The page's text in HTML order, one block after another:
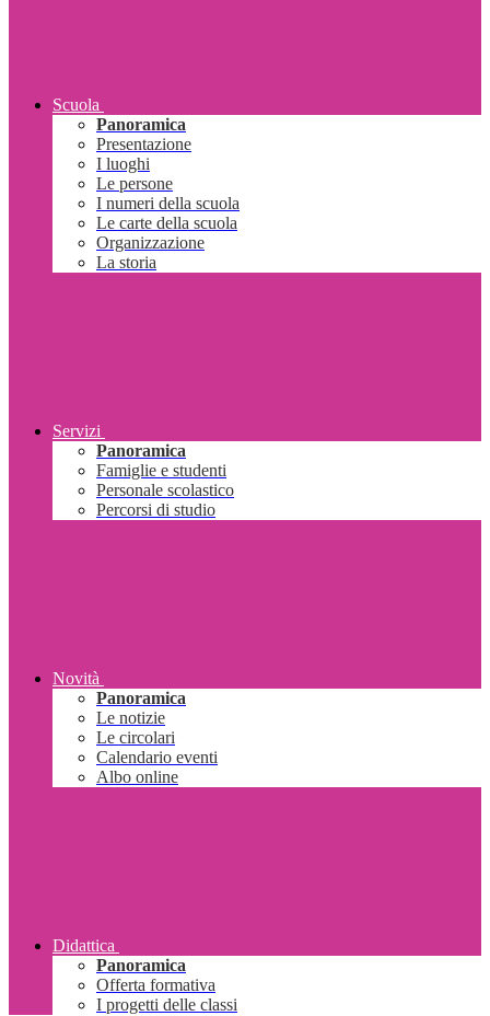
Scuola
Panoramica
Presentazione
I luoghi
Le persone
I numeri della scuola
Le carte della scuola
Organizzazione
La storia
Servizi
Panoramica
Famiglie e studenti
Personale scolastico
Percorsi di studio
Novità
Panoramica
Le notizie
Le circolari
Calendario eventi
Albo online
Didattica
Panoramica
Offerta formativa
I progetti delle classi